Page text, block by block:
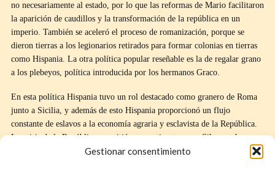
Gestionar consentimiento
no necesariamente al estado, por lo que las reformas de Mario facilitaron
la aparición de caudillos y la transformación de la república en un
imperio. También se aceleró el proceso de romanización, porque se
dieron tierras a los legionarios retirados para formar colonias en tierras
como Hispania. La otra política popular reseñable es la de regalar grano
a los plebeyos, política introducida por los hermanos Graco.
En esta política Hispania tuvo un rol destacado como granero de Roma
junto a Sicilia, y además de esto Hispania proporcionó un flujo
constante de eslavos a la economía agraria y esclavista de la República.
La crisis de la República permitió a un optimate como Sila marchar
sobre Roma y convertirse en dictador en el sentido moderno del